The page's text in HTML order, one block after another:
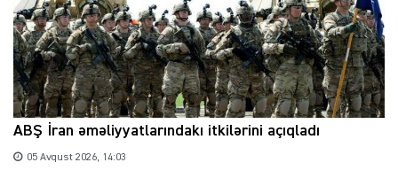
ABŞ İran əməliyyatlarındakı itkilərini açıqladı
05 Avqust 2026, 14:03